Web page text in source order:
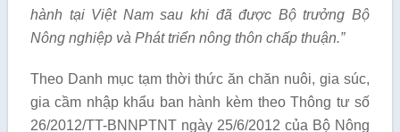
hành tại Việt Nam sau khi đã được Bộ trưởng Bộ
Nông nghiệp và Phát triển nông thôn chấp thuận.”
Theo Danh mục tạm thời thức ăn chăn nuôi, gia súc,
gia cầm nhập khẩu ban hành kèm theo Thông tư số
26/2012/TT-BNNPTNT ngày 25/6/2012 của Bộ Nông